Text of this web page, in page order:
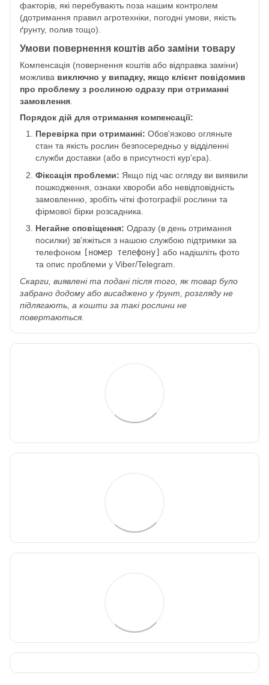
факторів, які перебувають поза нашим контролем
(дотримання правил агротехніки, погодні умови, якість
ґрунту, полив тощо).
Умови повернення коштів або заміни товару
Компенсація (повернення коштів або відправка заміни)
можлива виключно у випадку, якщо клієнт повідомив
про проблему з рослиною одразу при отриманні
замовлення.
Порядок дій для отримання компенсації:
Перевірка при отриманні: Обов'язково огляньте
стан та якість рослин безпосередньо у відділенні
служби доставки (або в присутності кур'єра).
Фіксація проблеми: Якщо під час огляду ви виявили
пошкодження, ознаки хвороби або невідповідність
замовленню, зробіть чіткі фотографії рослини та
фірмової бірки розсадника.
Негайне сповіщення: Одразу (в день отримання
посилки) зв'яжіться з нашою службою підтримки за
телефоном [номер телефону] або надішліть фото
та опис проблеми у Viber/Telegram.
Скарги, виявлені та подані після того, як товар було
забрано додому або висаджено у ґрунт, розгляду не
підлягають, а кошти за такі рослини не
повертаються.